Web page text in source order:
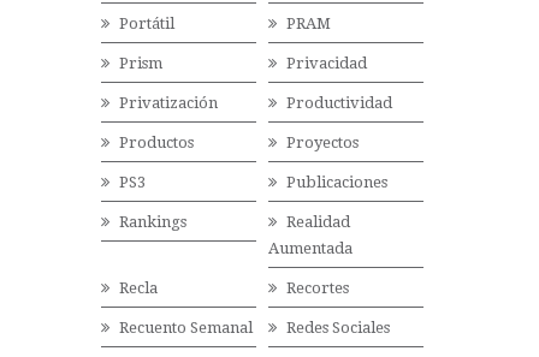
Portátil PRAM
Prism Privacidad
Privatización Productividad
Productos Proyectos
PS3 Publicaciones
Rankings
Realidad
Aumentada
Recla Recortes
Recuento Semanal Redes Sociales